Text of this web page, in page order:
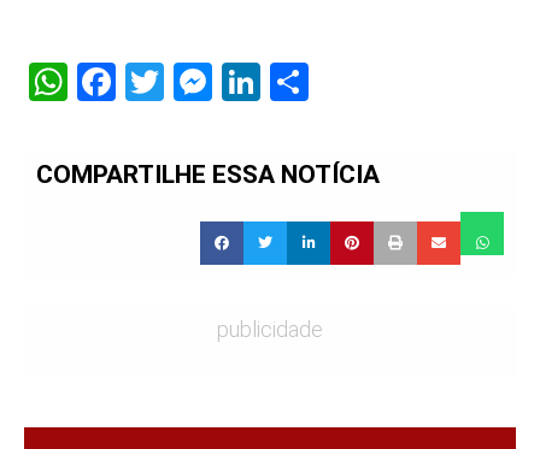
WhatsApp
Facebook
TwitterMessenger
LinkedIn
COMPARTILHE ESSA NOTÍCIA
publicidade